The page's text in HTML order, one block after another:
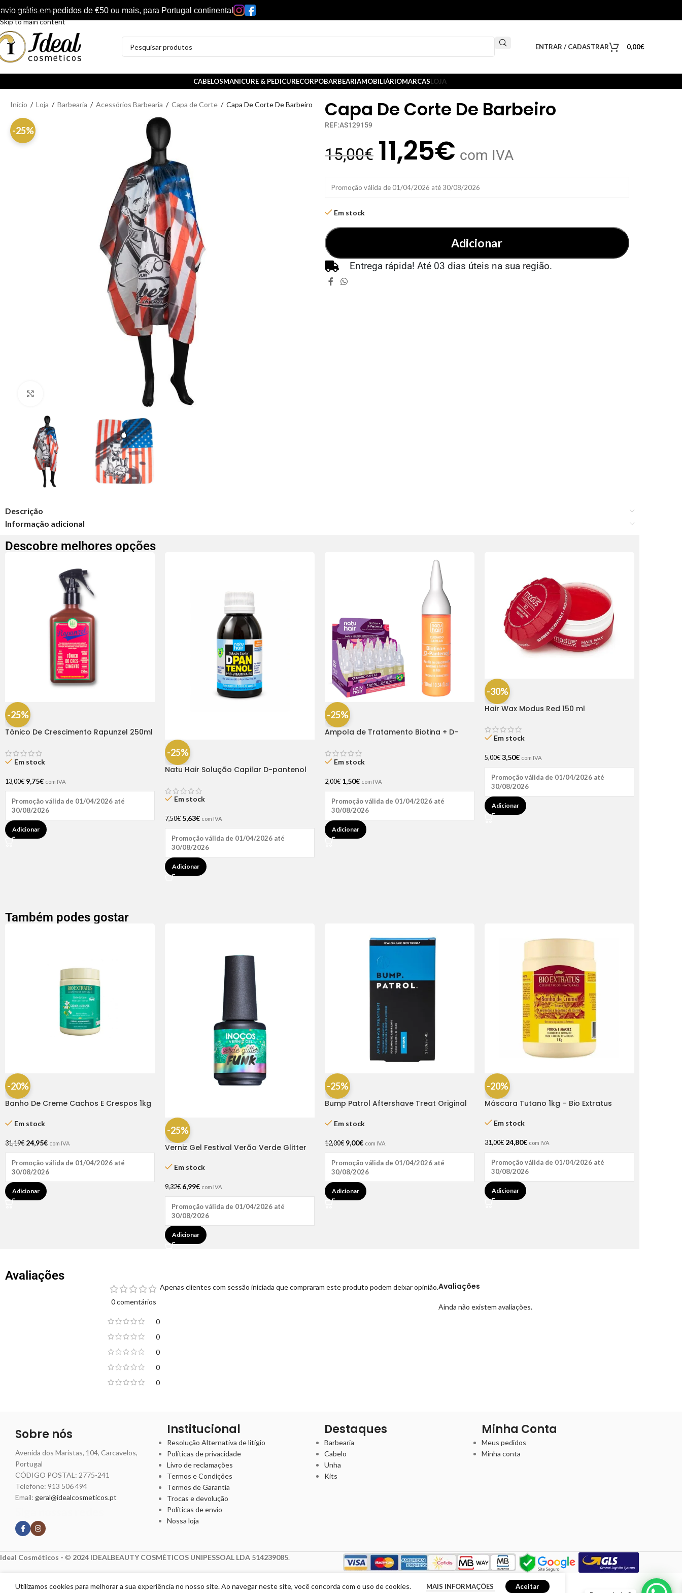
Skip to navigation
Skip to main content
grátis em pedidos de €50 ou mais, para Portugal continental
ENTRAR / CADASTRAR 0,00€
CABELOSMANICURE & PEDICURECORPOBARBEARIAMOBILIÁRIOMARCASLOJA
Início / Loja / Barbearia / Acessórios Barbearia / Capa de Corte / Capa De Corte De Barbeiro
-25%
Capa De Corte De Barbeiro
REF:AS129159
15,00€ 11,25€ com IVA
Promoção válida de 01/04/2026 até 30/08/2026
Em stock
Adicionar
Entrega rápida! Até 03 dias úteis na sua região.
Descrição
Informação adicional
Descobre melhores opções
-25%
Tónico De Crescimento Rapunzel 250ml
Em stock
13,00€ 9,75€ com IVA
Promoção válida de 01/04/2026 até
30/08/2026
Adicionar
-25%
Natu Hair Solução Capilar D-pantenol
Em stock
7,50€ 5,63€ com IVA
Promoção válida de 01/04/2026 até
30/08/2026
Adicionar
-25%
Ampola de Tratamento Biotina + D-
Em stock
2,00€ 1,50€ com IVA
Promoção válida de 01/04/2026 até
30/08/2026
Adicionar
-30%
Hair Wax Modus Red 150 ml
Em stock
5,00€ 3,50€ com IVA
Promoção válida de 01/04/2026 até
30/08/2026
Adicionar
Também podes gostar
-20%
Banho De Creme Cachos E Crespos 1kg
Em stock
31,19€ 24,95€ com IVA
Promoção válida de 01/04/2026 até
30/08/2026
Adicionar
-25%
Verniz Gel Festival Verão Verde Glitter
Em stock
9,32€ 6,99€ com IVA
Promoção válida de 01/04/2026 até
30/08/2026
Adicionar
-25%
Bump Patrol Aftershave Treat Original
Em stock
12,00€ 9,00€ com IVA
Promoção válida de 01/04/2026 até
30/08/2026
Adicionar
-20%
Máscara Tutano 1kg – Bio Extratus
Em stock
31,00€ 24,80€ com IVA
Promoção válida de 01/04/2026 até
30/08/2026
Adicionar
Avaliações
0 comentários
0
0
0
0
0
Avaliações
Ainda não existem avaliações.
Apenas clientes com sessão iniciada que compraram este produto podem deixar opinião.
Sobre nós
Avenida dos Maristas, 104, Carcavelos,
Portugal
CÓDIGO POSTAL: 2775-241
Telefone: 913 506 494
Email: geral@idealcosmeticos.pt
Institucional
Resolução Alternativa de litígio
Políticas de privacidade
Livro de reclamações
Termos e Condições
Termos de Garantia
Trocas e devolução
Políticas de envio
Nossa loja
Destaques
Barbearia
Cabelo
Unha
Kits
Minha Conta
Meus pedidos
Minha conta
Ideal Cosméticos - © 2024 IDEALBEAUTY COSMÉTICOS UNIPESSOAL LDA 514239085.
Utilizamos cookies para melhorar a sua experiência no nosso site. Ao navegar neste site, você concorda com o uso de cookies. MAIS INFORMAÇÕES
Aceitar